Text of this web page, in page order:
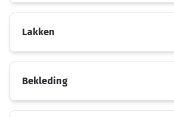
Lakken
Bekleding